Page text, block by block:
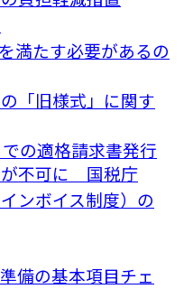
満たす必要があるの
「旧様式」に関す
の適格請求書発行
が不可に 国税庁
ンボイス制度）の
備の基本項目チェ